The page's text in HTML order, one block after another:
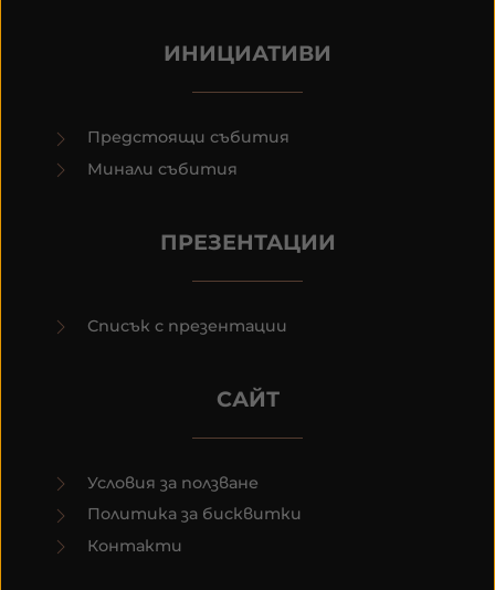
ИНИЦИАТИВИ
Предстоящи събития
Минали събития
ПРЕЗЕНТАЦИИ
Списък с презентации
САЙТ
Условия за ползване
Политика за бисквитки
Контакти